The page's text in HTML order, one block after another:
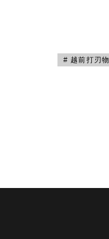
# 越前打刃物